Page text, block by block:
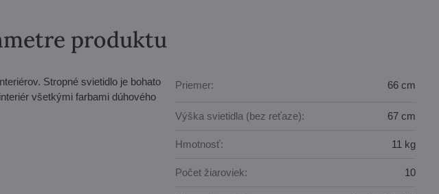
produktu
Stropné svietidlo je bohato
všetkými farbami dúhového
Priemer: 66 cm
Výška svietidla (bez reťaze): 67 cm
Hmotnosť: 11 kg
Počet žiaroviek: 10